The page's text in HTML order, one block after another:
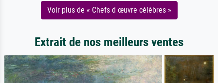
Voir plus de « Chefs d œuvre célèbres »
Extrait de nos meilleurs ventes